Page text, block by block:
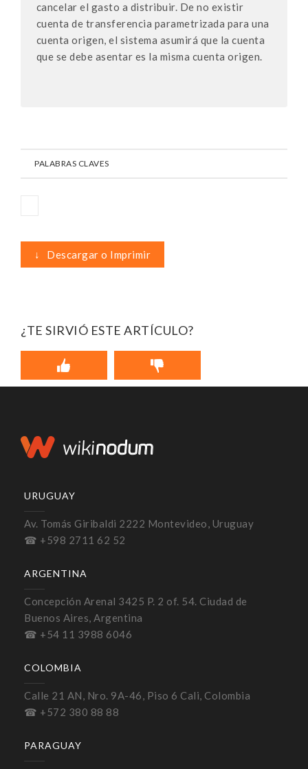
cancelar el gasto a distribuir. De no existir
cuenta de transferencia parametrizada para una
cuenta origen, el sistema asumirá que la cuenta
que se debe asentar es la misma cuenta origen.
PALABRAS CLAVES
↓ Descargar o Imprimir
¿TE SIRVIÓ ESTE ARTÍCULO?
URUGUAY
Av. Tomás Giribaldi 2222 Montevideo, Uruguay
☎ +598 2711 62 52
ARGENTINA
Concepción Arenal 3425 P. 2 of. 54. Ciudad de
Buenos Aires, Argentina
☎ +54 11 3988 6046
COLOMBIA
Calle 21 AN, Nro. 9A-46, Piso 6 Cali, Colombia
☎ +572 380 88 88
PARAGUAY